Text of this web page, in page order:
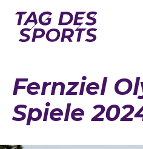
Fernziel
Spiele